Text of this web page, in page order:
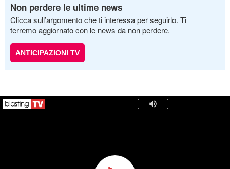
Non perdere le ultime news
Clicca sull’argomento che ti interessa per seguirlo. Ti
terremo aggiornato con le news da non perdere.
ANTICIPAZIONI TV